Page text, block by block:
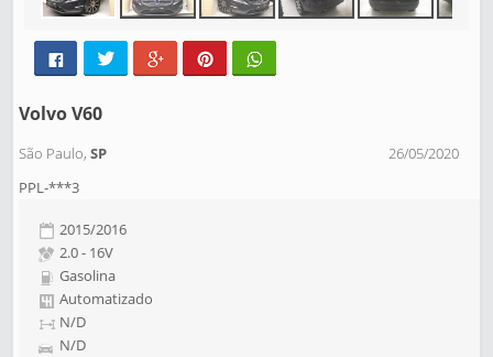
Volvo V60
São Paulo,SP
26/05/2020
PPL-***3
2015/2016
2.0 - 16V
Gasolina
Automatizado
N/D
N/D